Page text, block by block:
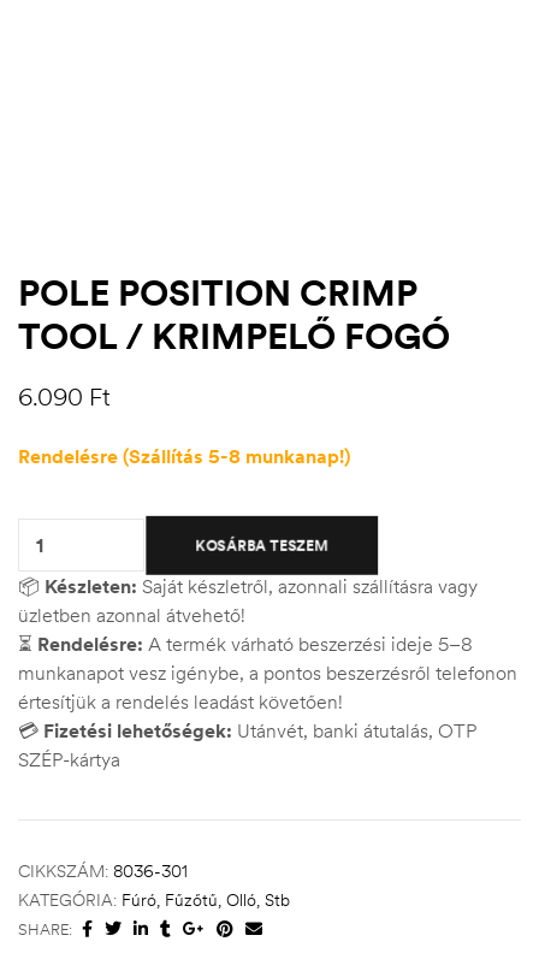
POLE POSITION CRIMP
TOOL / KRIMPELŐ FOGÓ
6.090 Ft
Rendelésre (Szállítás 5-8 munkanap!)
KOSÁRBA TESZEM
📦 Készleten: Saját készletről, azonnali szállításra vagy
üzletben azonnal átvehető!
⏳ Rendelésre: A termék várható beszerzési ideje 5–8
munkanapot vesz igénybe, a pontos beszerzésről telefonon
értesítjük a rendelés leadást követően!
💳 Fizetési lehetőségek: Utánvét, banki átutalás, OTP
SZÉP-kártya
CIKKSZÁM: 8036-301
KATEGÓRIA: Fúró, Fűzőtű, Olló, Stb
SHARE: